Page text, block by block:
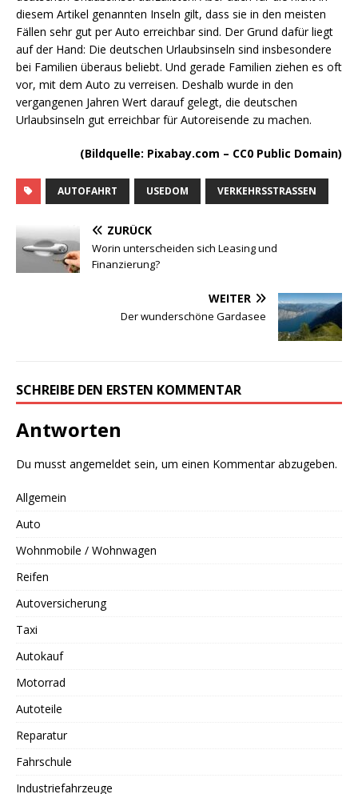
diesem Artikel genannten Inseln gilt, dass sie in den meisten
Fällen sehr gut per Auto erreichbar sind. Der Grund dafür liegt
auf der Hand: Die deutschen Urlaubsinseln sind insbesondere
bei Familien überaus beliebt. Und gerade Familien ziehen es oft
vor, mit dem Auto zu verreisen. Deshalb wurde in den
vergangenen Jahren Wert darauf gelegt, die deutschen
Urlaubsinseln gut erreichbar für Autoreisende zu machen.
(Bildquelle: Pixabay.com – CC0 Public Domain)
AUTOFAHRT USEDOM VERKEHRSSTRASSEN
ZURÜCK
Worin unterscheiden sich Leasing und
Finanzierung?
WEITER
Der wunderschöne Gardasee
SCHREIBE DEN ERSTEN KOMMENTAR
Antworten
Du musst angemeldet sein, um einen Kommentar abzugeben.
Allgemein
Auto
Wohnmobile / Wohnwagen
Reifen
Autoversicherung
Taxi
Autokauf
Motorrad
Autoteile
Reparatur
Fahrschule
Industriefahrzeuge